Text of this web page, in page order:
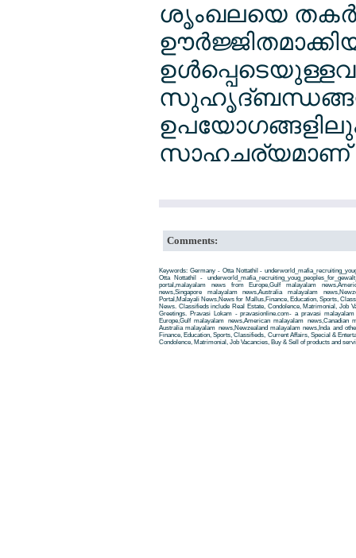
ശൃംഖലയെ
സാഹചര്യമാണ്
Comments:
Keywords: Germany - Otta Nottathil -
Otta Nottathil -
portal,malayalam news from Europe,Gulf malayalam
news,Singapore malayalam news,Australia malayalam
Portal,Malayali News,News for Mallus,Finance, Education, Sports,
News. Classifieds include Real Estate, Condolence, Matrimonial, Job
Greetings. Pravasi Lokam - pravasionline.com- a pravasi
Europe,Gulf malayalam news,American malayalam news,Canadian
Australia malayalam news,Newzealand malayalam news,Inda and
Finance, Education, Sports, Classifieds, Current Affairs, Special &
Condolence, Matrimonial, Job Vacancies, Buy & Sell of products and